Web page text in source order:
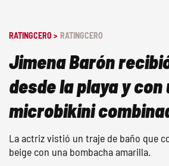
RATINGCERO > RATINGCERO
Jimena Barón
desde la playa y con
microbikini
La actriz vistió un traje de baño que
beige con una bombacha amarilla.